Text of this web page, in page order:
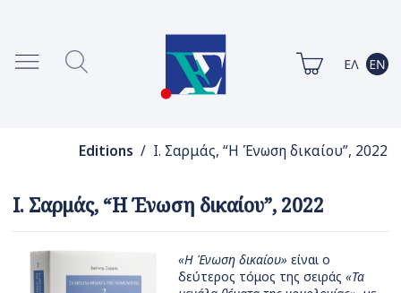
Editions / Ι. Σαρμάς, “Η Ένωση δικαίου”, 2022
Ι. Σαρμάς, “Η Ένωση δικαίου”, 2022
«Η Ένωση δικαίου» είναι ο
δεύτερος τόμος της σειράς «Τα